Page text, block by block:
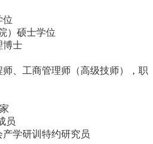
位
）硕士学位
博士
、工商管理师（高级技师），职
员
学研训特约研究员